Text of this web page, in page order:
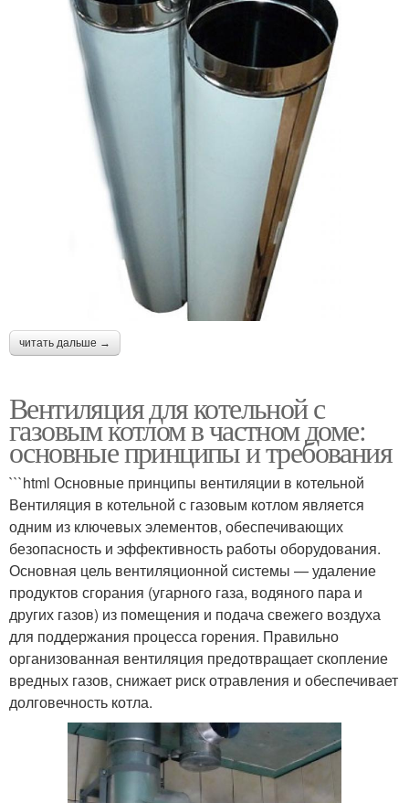
читать дальше →
Вентиляция для котельной с
газовым котлом в частном доме:
основные принципы и требования
```html Основные принципы вентиляции в котельной
Вентиляция в котельной с газовым котлом является
одним из ключевых элементов, обеспечивающих
безопасность и эффективность работы оборудования.
Основная цель вентиляционной системы — удаление
продуктов сгорания (угарного газа, водяного пара и
других газов) из помещения и подача свежего воздуха
для поддержания процесса горения. Правильно
организованная вентиляция предотвращает скопление
вредных газов, снижает риск отравления и обеспечивает
долговечность котла.